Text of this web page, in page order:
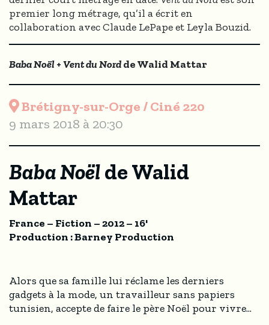
premier long métrage, qu’il a écrit en
collaboration avec Claude LePape et Leyla Bouzid.
Baba Noël+Vent du Nordde Walid Mattar
Brétigny-sur-Orge / Ciné 220
9 mars 2018 à 20:30
Baba Noëlde Walid
Mattar
France – Fiction – 2012 – 16'
Production : Barney Production
Alors que sa famille lui réclame les derniers
gadgets à la mode, un travailleur sans papiers
tunisien, accepte de faire le père Noël pour vivre...